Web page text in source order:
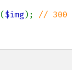
($img); // 300